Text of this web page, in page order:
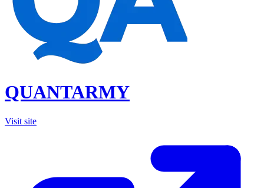
QUANTARMY
Visit site